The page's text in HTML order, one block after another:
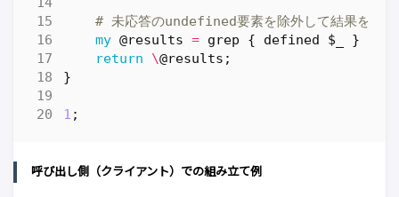
# 未応答のundefined要素を除外して結果を返却
my @results = grep { defined $_ }
return
\@results ;
}
1 ;
呼び出し側（クライアント）での組み立て例